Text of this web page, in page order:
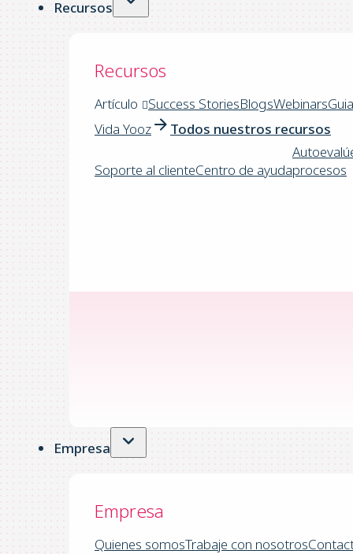
Recursos
Recursos
Artículo Success StoriesBlogsWebinarsGuia
Vida Yooz
Todos nuestros recursos
Soporte al clienteCentro de ayudaprocesos
Empresa
Empresa
Quienes somosTrabaje con nosotros